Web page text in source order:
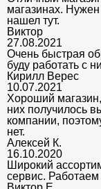
магазинах.
нашел тут.
Виктор
27.08.2021
Очень быстрая
буду работать с
Кирилл Верес
10.07.2021
Хороший
них получилось
компании,
нет.
Алексей К.
16.10.2020
Широкий
сервис.